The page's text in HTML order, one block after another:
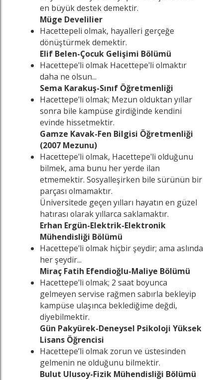
en büyük destek demektir.
Müge Develilier
Hacettepeli olmak, hayalleri gerçeğe
dönüştürmek demektir.
Elif Belen-Çocuk Gelişimi Bölümü
Hacettepe'li olmak Hacettepe'li olmaktır
daha ne olsun...
Sema Karakuş-Sınıf Öğretmenliği
Hacettepe'li olmak; Mezun olduktan yıllar
sonra bile kampüse girdiğinde kendini
evinde hissetmektir.
Gamze Kavak-Fen Bilgisi Öğretmenliği
(2007 Mezunu)
Hacettepe'li olmak, Hacettepe'li olduğunu
bilmek, ama bunu her yerde ilan
etmemektir. Sosyalleşirken bile sürünün bir
parçası olmamaktır.
Üniversitede geçen yılları hayatın en güzel
hatırası olarak yıllarca saklamaktır.
Erhan Ergün-Elektrik-Elektronik
Mühendisliği Bölümü
Hacettepe'li olmak hiçbir şeydir; ama aslında
her şeydir...
Miraç Fatih Efendioğlu-Maliye Bölümü
Hacettepe'li olmak; 2 saat boyunca
gelmeyen servise rağmen sabırla bekleyip
kampüse ulaşınca beklediğime değdi,
diyebilmektir.
Gün Pakyürek-Deneysel Psikoloji Yüksek
Lisans Öğrencisi
Hacettepe’li olmak zorun ve üstesinden
gelmenin ne olduğunu bilmektir.
Bulut Ulusoy-Fizik Mühendisliği Bölümü